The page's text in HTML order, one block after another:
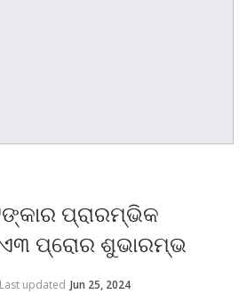
ପ୍ରାରମ୍ଭିକ
ପ୍ରୋର ଶୁଭାରମ୍ଭ
Last updated Jun 25, 2024